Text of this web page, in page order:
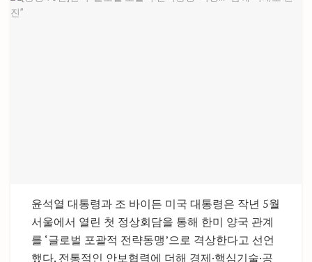
윤석열 대통령과 조 바이든 미국 대통령은 작년 5월
서울에서 열린 첫 정상회담을 통해 한미 양국 관계
를 ‘글로벌 포괄적 전략동맹’으로 격상한다고 선언
했다. 전통적인 안보협력에 더해 경제·핵심기술·공